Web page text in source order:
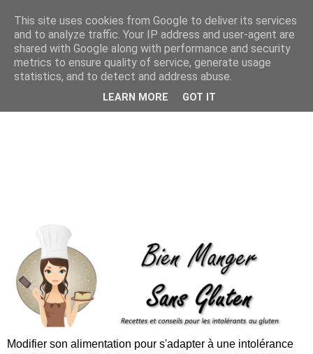
Modifier son alimentation pour s'adapter à une intolérance
This site uses cookies from Google to deliver its services
and to analyze traffic. Your IP address and user-agent are
shared with Google along with performance and security
metrics to ensure quality of service, generate usage
statistics, and to detect and address abuse.
LEARN MORE GOT IT